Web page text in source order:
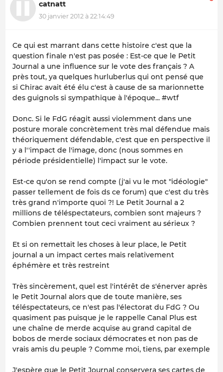
catnatt
30 janvier 2012 à 22:14:49
Ce qui est marrant dans cette histoire c'est que la
question finale n'est pas posée : Est-ce que le Petit
Journal a une influence sur le vote des français ? A
près tout, ya quelques hurluberlus qui ont pensé que
si Chirac avait été élu c'est à cause de sa marionnette
des guignols si sympathique à l'époque... #wtf
Donc. Si le FdG réagit aussi violemment dans une
posture morale concrètement très mal défendue mais
théoriquement défendable, c'est que en perspective il
y a l''impact de l'image, donc (nous sommes en
période présidentielle) l'impact sur le vote.
Est-ce qu'on se rend compte (j'ai vu le mot "idéologie"
passer tellement de fois ds ce forum) que c'est du très
très grand n'importe quoi ?! Le Petit Journal a 2
millions de téléspectateurs, combien sont majeurs ?
Combien prennent tout ceci vraiment au sérieux ?
Et si on remettait les choses à leur place, le Petit
journal a un impact certes mais relativement
éphémère et très restreint
Très sincèrement, quel est l'intérêt de s'énerver après
le Petit Journal alors que de toute manière, ses
téléspectateurs, ce n'est pas l'électorat du FdG ? Ou
quasiment pas puisque je le rappelle Canal Plus est
une chaîne de merde acquise au grand capital de
bobos de merde sociaux démocrates et non pas de
vrais amis du peuple ? Comme moi, tiens, par exemple
J'espère que le Petit Journal conservera ses cartes de